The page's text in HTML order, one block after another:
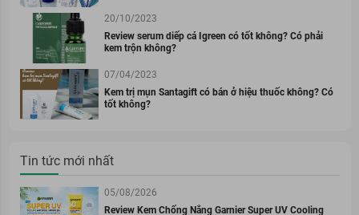
20/10/2023
Review serum diếp cá Igreen có tốt không? Có phải
kem trộn không?
07/04/2023
Kem trị mụn Santagift có bán ở hiệu thuốc không? Có
tốt không?
Tin tức mới nhất
05/08/2026
Review Kem Chống Nắng Garnier Super UV Cooling